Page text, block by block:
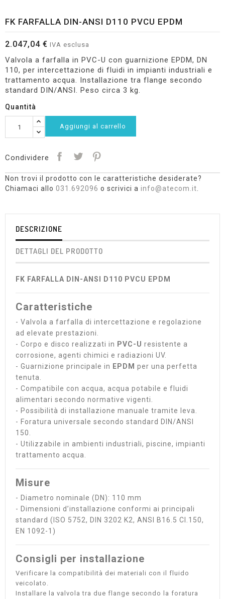
FK FARFALLA DIN-ANSI D110 PVCU EPDM
2.047,04 € IVA esclusa
Valvola a farfalla in PVC-U con guarnizione EPDM, DN
110, per intercettazione di fluidi in impianti industriali e
trattamento acqua. Installazione tra flange secondo
standard DIN/ANSI. Peso circa 3 kg.
Quantità
Aggiungi al carrello
Condividere
Non trovi il prodotto con le caratteristiche desiderate?
Chiamaci allo 031.692096 o scrivici a info@atecom.it
DESCRIZIONE
DETTAGLI DEL PRODOTTO
FK FARFALLA DIN-ANSI D110 PVCU EPDM
Caratteristiche
- Valvola a farfalla di intercettazione e regolazione
ad elevate prestazioni.
- Corpo e disco realizzati in PVC-U resistente a
corrosione, agenti chimici e radiazioni UV.
- Guarnizione principale in EPDM per una perfetta
tenuta.
- Compatibile con acqua, acqua potabile e fluidi
alimentari secondo normative vigenti.
- Possibilità di installazione manuale tramite leva.
- Foratura universale secondo standard DIN/ANSI
150.
- Utilizzabile in ambienti industriali, piscine, impianti
trattamento acqua.
Misure
- Diametro nominale (DN): 110 mm
- Dimensioni d’installazione conformi ai principali
standard (ISO 5752, DIN 3202 K2, ANSI B16.5 Cl.150,
EN 1092-1)
Consigli per installazione
Verificare la compatibilità dei materiali con il fluido
veicolato.
Installare la valvola tra due flange secondo la foratura